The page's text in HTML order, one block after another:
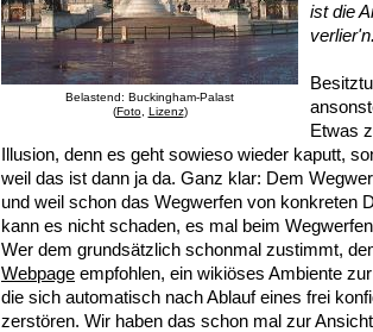
Belastend: Buckingham-Palast
(Foto, Lizenz)
ist die
Etwas
Illusion, denn es geht sowieso wieder kaputt,
weil das ist dann ja da. Ganz klar: Dem
und weil schon das Wegwerfen von konkreten
kann es nicht schaden, es mal beim
Wer dem grundsätzlich schonmal zustimmt,
Webpage empfohlen, ein wikiöses Ambiente
die sich automatisch nach Ablauf eines frei
zerstören. Wir haben das schon mal zur